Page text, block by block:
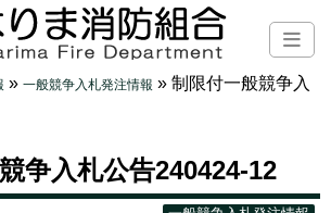
» 一般競争入札発注情報 » 制限付一般競争入
争入札公告240424-12